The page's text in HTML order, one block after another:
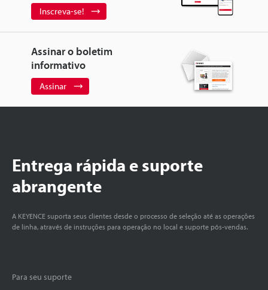
Inscreva-se!
Assinar o boletim
informativo
Assinar
Entrega rápida e suporte
abrangente
A KEYENCE suporta seus clientes desde o processo de seleção até as operações
de linha, através de instruções para operação no local e suporte pós-vendas.
Para seu suporte